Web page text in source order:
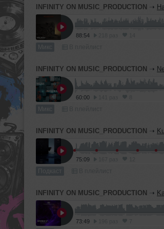
INFINITY ON MUSIC_PRODUCTION ➝
88:54
Микс
INFINITY ON MUSIC_PRODUCTION ➝
60:00
Микс
INFINITY ON MUSIC_PRODUCTION ➝
75:09
Подкаст
INFINITY ON MUSIC_PRODUCTION ➝
73:49